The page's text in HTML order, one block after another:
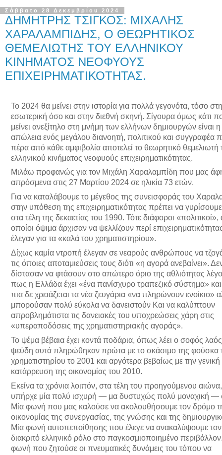
Σάββατο 28 Δεκεμβρίου 2024
ΔΗΜΗΤΡΗΣ ΤΣΙΓΚΟΣ: ΜΙΧΑΛΗΣ
ΧΑΡΑΛΑΜΠΙΔΗΣ, Ο ΘΕΩΡΗΤΙΚΟΣ
ΘΕΜΕΛΙΩΤΗΣ ΤΟΥ ΕΛΛΗΝΙΚΟΥ
ΚΙΝΗΜΑΤΟΣ ΝΕΟΦΥΟΥΣ
ΕΠΙΧΕΙΡΗΜΑΤΙΚΟΤΗΤΑΣ.
Το 2024 θα μείνει στην ιστορία για πολλά γεγονότα, τόσο
εσωτερική όσο και στην διεθνή σκηνή. Σίγουρα όμως κάτι
μείνει ανεξίτηλο στη μνήμη των ελλήνων δημιουργών είναι η
απώλεια ενός μεγάλου διανοητή, πολιτικού και συγγραφέα
πέρα από κάθε αμφιβολία αποτελεί το θεωρητικό θεμελιωτή
ελληνικού κινήματος νεοφυούς επιχειρηματικότητας.
Μιλάω προφανώς για τον Μιχάλη Χαραλαμπίδη που μας
απρόσμενα στις 27 Μαρτίου 2024 σε ηλικία 73 ετών.
Για να καταλάβουμε το μέγεθος της συνεισφοράς του
στην υπόθεση της επιχειρηματικότητας πρέπει να
στα τέλη της δεκαετίας του 1990. Τότε διάφοροι «πολιτικοί»,
οποίοι όψιμα άρχισαν να ψελλίζουν περί
έλεγαν για τα «καλά του χρηματιστηρίου».
Δίχως καμία ντροπή έλεγαν σε νεαρούς ανθρώπους να
τις όποιες αποταμιεύσεις τους διότι «η αγορά ανεβαίνει».
δίστασαν να φτάσουν στο απώτερο όριο της αθλιότητας
πως η Ελλάδα έχει «ένα πανίσχυρο τραπεζικό σύστημα»
πια δε χρειάζεται τα νέα ζευγάρια «να πληρώνουν ενοίκιο»
μπορούσαν πολύ εύκολα να δανειστούν Και να καλύπτουν
απροβλημάτιστα τις δανειακές του υποχρεώσεις χάρη στις
«υπεραποδόσεις της χρηματιστηριακής αγοράς».
Το ψέμα βέβαια έχει κοντά ποδάρια, όπως λέει ο σοφός
ψεύδη αυτά πληρώθηκαν πρώτα με το σκάσιμο της φούσκα
χρηματιστηρίου το 2001 και αργότερα βεβαίως με την γενική
κατάρρευση της οικονομίας του 2010.
Εκείνα τα χρόνια λοιπόν, στα τέλη του προηγούμενου αιώνα,
υπήρχε μία πολύ ισχυρή — μα δυστυχώς πολύ μοναχική
Μία φωνή που μας καλούσε να ακολουθήσουμε τον δρόμο
οικονομίας της συνεργασίας, της γνώσης και της
Μία φωνή αυτοπεποίθησης που έλεγε να ανακαλύψουμε τον
διακριτό ελληνικό ρόλο στο παγκοσμιοποιημένο
φωνή που ζητούσε οι πνευματικές δυνάμεις του τόπου να